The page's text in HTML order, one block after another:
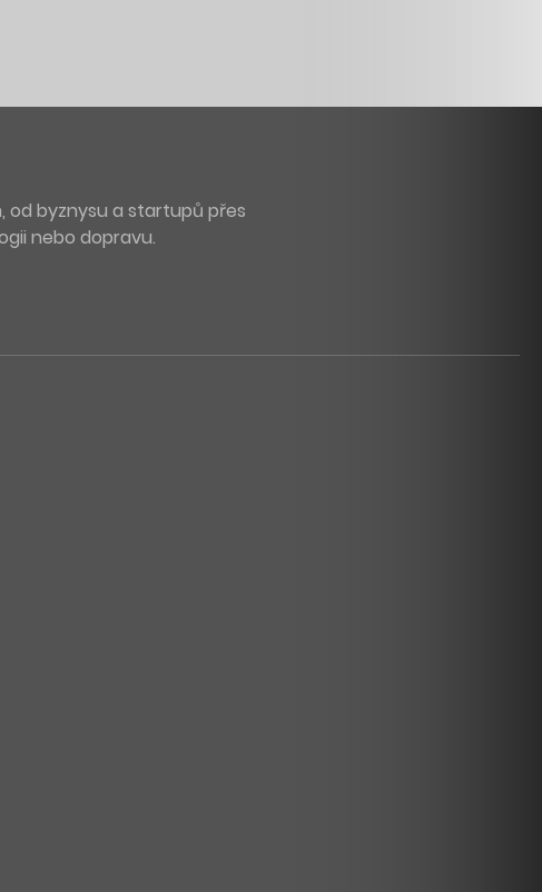
od byznysu a startupů přes
nebo dopravu.